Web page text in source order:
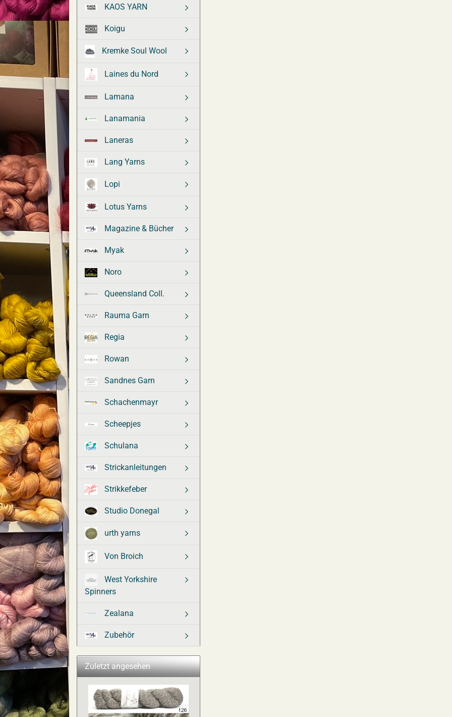
KAOS YARN
Koigu
Kremke Soul Wool
Laines du Nord
Lamana
Lanamania
Laneras
Lang Yarns
Lopi
Lotus Yarns
Magazine & Bücher
Myak
Noro
Queensland Coll.
Rauma Garn
Regia
Rowan
Sandnes Garn
Schachenmayr
Scheepjes
Schulana
Strickanleitungen
Strikkefeber
Studio Donegal
urth yarns
Von Broich
West Yorkshire
Spinners
Zealana
Zubehör
Zuletzt angesehen